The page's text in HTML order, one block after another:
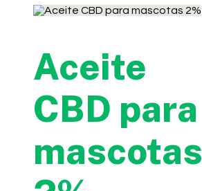
Aceite
CBD para
mascotas